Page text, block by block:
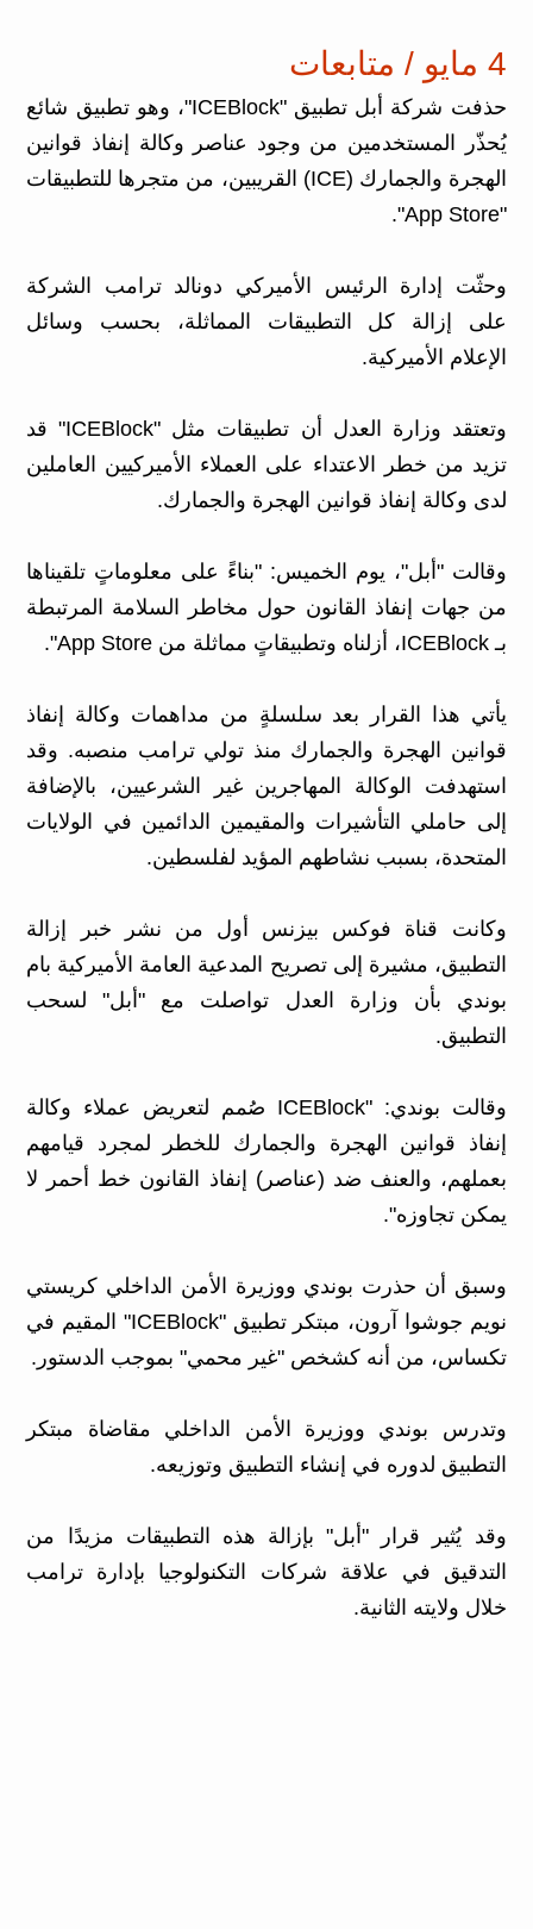
4 مايو / متابعات
حذفت شركة أبل تطبيق "ICEBlock"، وهو تطبيق شائع
يُحذّر المستخدمين من وجود عناصر وكالة إنفاذ قوانين
الهجرة والجمارك (ICE) القريبين، من متجرها للتطبيقات
"App Store".
وحثّت إدارة الرئيس الأميركي دونالد ترامب الشركة
على إزالة كل التطبيقات المماثلة، بحسب وسائل
الإعلام الأميركية.
وتعتقد وزارة العدل أن تطبيقات مثل "ICEBlock" قد
تزيد من خطر الاعتداء على العملاء الأميركيين العاملين
لدى وكالة إنفاذ قوانين الهجرة والجمارك.
وقالت "أبل"، يوم الخميس: "بناءً على معلوماتٍ تلقيناها
من جهات إنفاذ القانون حول مخاطر السلامة المرتبطة
بـ ICEBlock، أزلناه وتطبيقاتٍ مماثلة من App Store".
يأتي هذا القرار بعد سلسلةٍ من مداهمات وكالة إنفاذ
قوانين الهجرة والجمارك منذ تولي ترامب منصبه. وقد
استهدفت الوكالة المهاجرين غير الشرعيين، بالإضافة
إلى حاملي التأشيرات والمقيمين الدائمين في الولايات
المتحدة، بسبب نشاطهم المؤيد لفلسطين.
وكانت قناة فوكس بيزنس أول من نشر خبر إزالة
التطبيق، مشيرة إلى تصريح المدعية العامة الأميركية بام
بوندي بأن وزارة العدل تواصلت مع "أبل" لسحب
التطبيق.
وقالت بوندي: "ICEBlock صُمم لتعريض عملاء وكالة
إنفاذ قوانين الهجرة والجمارك للخطر لمجرد قيامهم
بعملهم، والعنف ضد (عناصر) إنفاذ القانون خط أحمر لا
يمكن تجاوزه".
وسبق أن حذرت بوندي ووزيرة الأمن الداخلي كريستي
نويم جوشوا آرون، مبتكر تطبيق "ICEBlock" المقيم في
تكساس، من أنه كشخص "غير محمي" بموجب الدستور.
وتدرس بوندي ووزيرة الأمن الداخلي مقاضاة مبتكر
التطبيق لدوره في إنشاء التطبيق وتوزيعه.
وقد يُثير قرار "أبل" بإزالة هذه التطبيقات مزيدًا من
التدقيق في علاقة شركات التكنولوجيا بإدارة ترامب
خلال ولايته الثانية.